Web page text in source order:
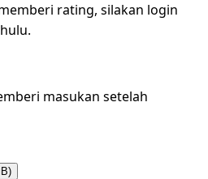
rating, silakan login
masukan setelah